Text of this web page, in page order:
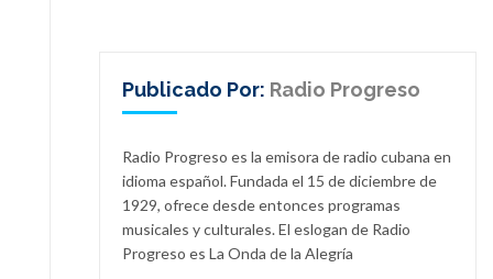
Publicado Por: Radio Progreso
Radio Progreso es la emisora de radio cubana en
idioma español. Fundada el 15 de diciembre de
1929, ofrece desde entonces programas
musicales y culturales. El eslogan de Radio
Progreso es La Onda de la Alegría